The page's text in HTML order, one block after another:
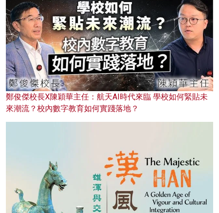
鄭俊傑校長X陳穎華主任：航天AI時代來臨 學校如何緊貼未
來潮流？校內數字教育如何實踐落地？